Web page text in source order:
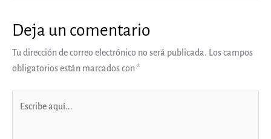
Deja un comentario
Tu dirección de correo electrónico no será publicada. Los campos
obligatorios están marcados con*